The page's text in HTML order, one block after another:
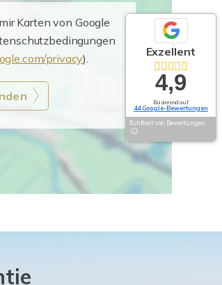
Karten von Google
privacy). Exzellent
4,9
Basierend auf
44 Google-Bewertungen
Echtheit von Bewertungen